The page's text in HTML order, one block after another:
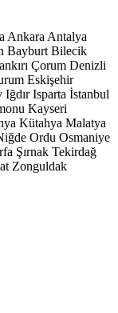
Ankara Antalya
Bayburt Bilecik
Çorum Denizli
Eskişehir
Iğdır Isparta İstanbul
Kayseri
Kütahya Malatya
Ordu Osmaniye
Şırnak Tekirdağ
Zonguldak